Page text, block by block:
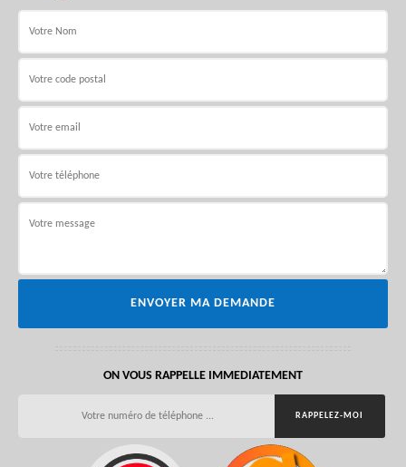
ON VOUS RAPPELLE IMMEDIATEMENT